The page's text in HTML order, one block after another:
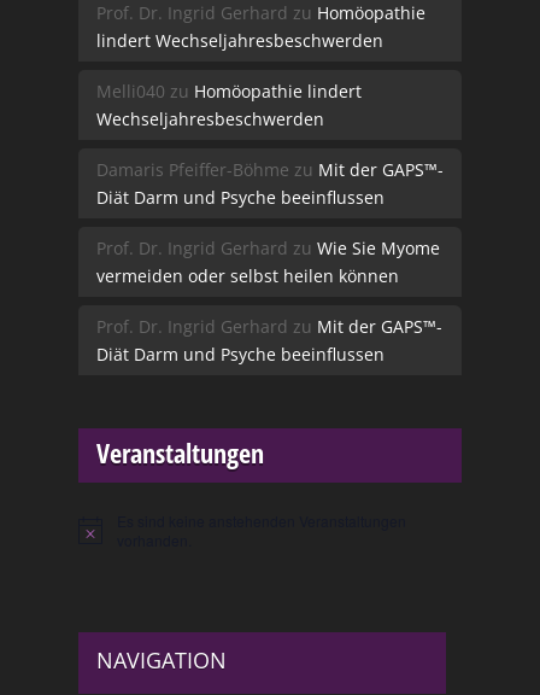
Prof. Dr. Ingrid Gerhard zu Homöopathie
lindert Wechseljahresbeschwerden
Melli040 zu Homöopathie lindert
Wechseljahresbeschwerden
Damaris Pfeiffer-Böhme zu Mit der GAPS™-
Diät Darm und Psyche beeinflussen
Prof. Dr. Ingrid Gerhard zu Wie Sie Myome
vermeiden oder selbst heilen können
Prof. Dr. Ingrid Gerhard zu Mit der GAPS™-
Diät Darm und Psyche beeinflussen
Veranstaltungen
Hinweis
NAVIGATION